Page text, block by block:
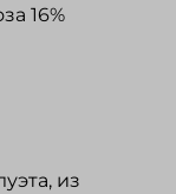
16%
из